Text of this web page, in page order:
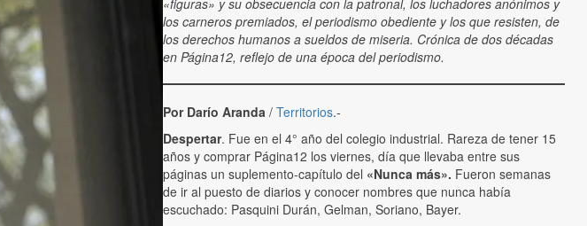
«figuras» y su obsecuencia con la patronal, los luchadores anónimos y
los carneros premiados, el periodismo obediente y los que resisten, de
los derechos humanos a sueldos de miseria. Crónica de dos décadas
en Página12, reflejo de una época del periodismo.
Por Darío Aranda / Territorios.-
Despertar. Fue en el 4° año del colegio industrial. Rareza de tener 15
años y comprar Página12 los viernes, día que llevaba entre sus
páginas un suplemento-capítulo del «Nunca más». Fueron semanas
de ir al puesto de diarios y conocer nombres que nunca había
escuchado: Pasquini Durán, Gelman, Soriano, Bayer.